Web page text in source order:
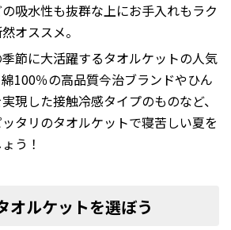
吸水性も抜群な上にお手入れもラク
オススメ。
節に大活躍するタオルケットの人気
100％の高品質今治ブランドやひん
現した接触冷感タイプのものなど、
タリのタオルケットで寝苦しい夏を
う！
オルケットを選ぼう